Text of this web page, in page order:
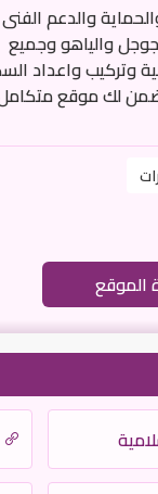
والدعم الفنى
والياهو وجميع
وتركيب واعداد
لك موقع
الموقع